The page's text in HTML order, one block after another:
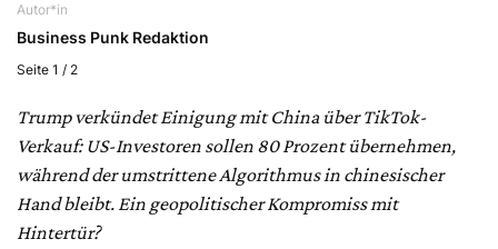
Autor*in
Business Punk Redaktion
Seite 1 / 2
Trump verkündet Einigung mit China über TikTok-
Verkauf: US-Investoren sollen 80 Prozent übernehmen,
während der umstrittene Algorithmus in chinesischer
Hand bleibt. Ein geopolitischer Kompromiss mit
Hintertür?